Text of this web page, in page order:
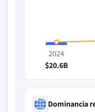
2024
$20.6B
Dominancia